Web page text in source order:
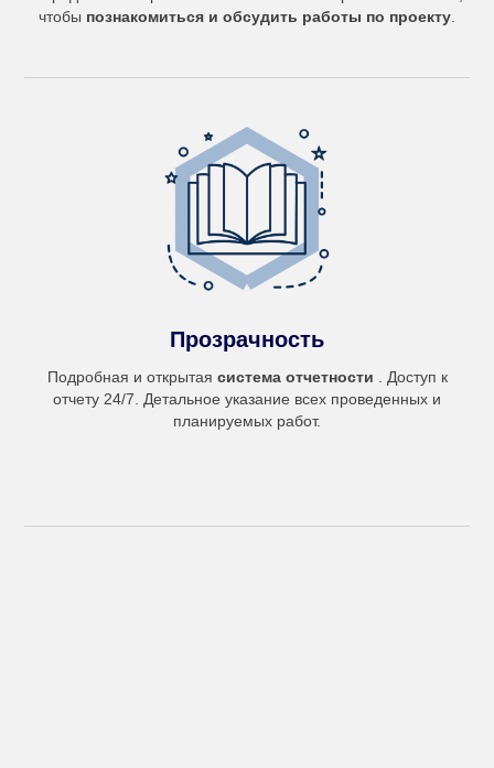
чтобы познакомиться и обсудить работы по проекту
Прозрачность
Подробная и открытая система отчетности . Доступ к
отчету 24/7. Детальное указание всех проведенных и
планируемых работ.